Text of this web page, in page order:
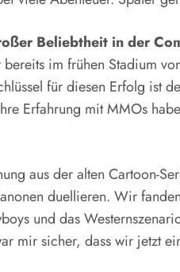
Beliebtheit in der
im frühen Stadium
für diesen Erfolg ist
Erfahrung mit MMOs
aus der alten Cartoon-
duellieren. Wir
und das
mir sicher, dass wir jetzt